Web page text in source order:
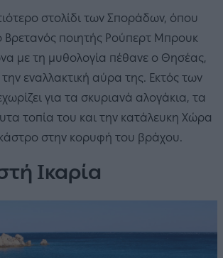
στολίδι των Σποράδων, όπου
Βρετανός ποιητής Ρούπερτ Μπρουκ
με τη μυθολογία πέθανε ο Θησέας,
την εναλλακτική αύρα της. Εκτός των
για τα σκυριανά αλογάκια, τα
τοπία του και την κατάλευκη Χώρα
κάστρο στην κορυφή του βράχου.
Ικαρία